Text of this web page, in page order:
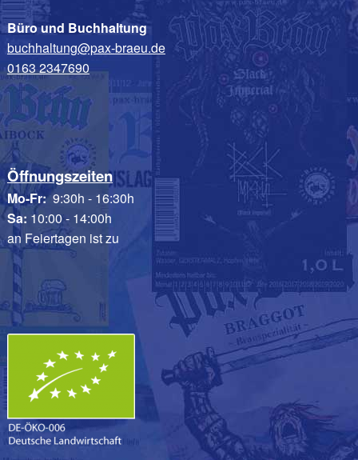
Büro und Buchhaltung
buchhaltung@pax-braeu.de
0163 2347690
Öffnungszeiten
Mo-Fr:9:30h - 16:30h
Sa: 10:00 - 14:00h
an Feiertagen ist zu